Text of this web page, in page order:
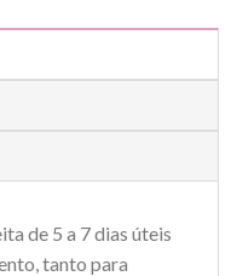
de 5 a 7 dias úteis
tanto para